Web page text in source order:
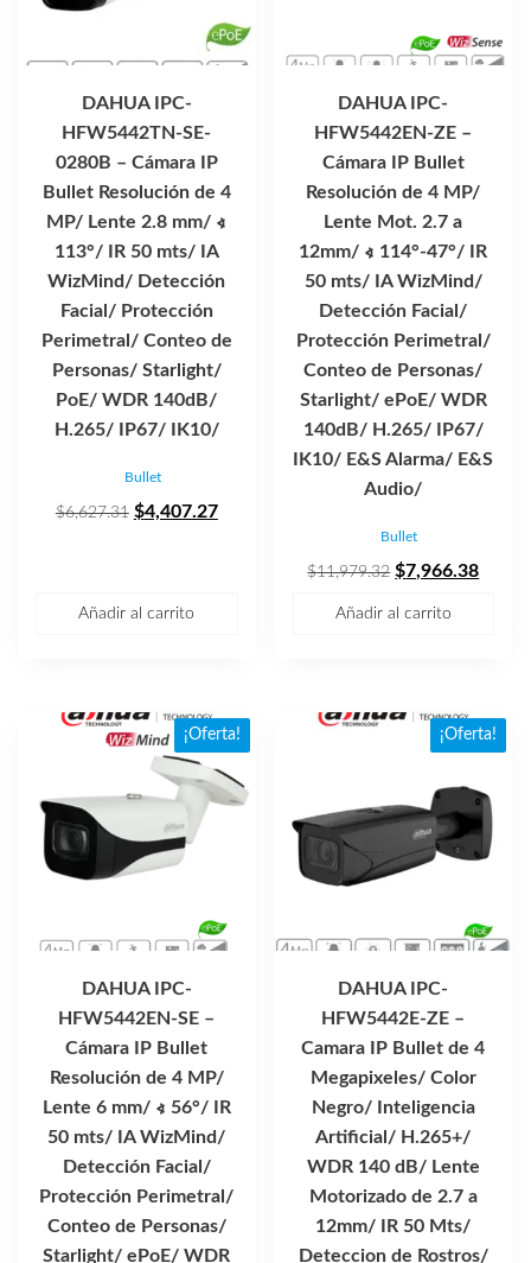
DAHUA IPC-
HFW5442TN-SE-
0280B – Cámara IP
Bullet Resolución de 4
MP/ Lente 2.8 mm/ ∢
113°/ IR 50 mts/ IA
WizMind/ Detección
Facial/ Protección
Perimetral/ Conteo de
Personas/ Starlight/
PoE/ WDR 140dB/
H.265/ IP67/ IK10/
Bullet
$6,627.31 El
$4,407.27El
Añadir al carrito
DAHUA IPC-
HFW5442EN-ZE –
Cámara IP Bullet
Resolución de 4 MP/
Lente Mot. 2.7 a
12mm/ ∢ 114°-47°/ IR
50 mts/ IA WizMind/
Detección Facial/
Protección Perimetral/
Conteo de Personas/
Starlight/ ePoE/ WDR
140dB/ H.265/ IP67/
IK10/ E&S Alarma/ E&S
Audio/
Bullet
$11,979.32 El
$7,966.38El
Añadir al carrito
¡Oferta!
DAHUA IPC-
HFW5442EN-SE –
Cámara IP Bullet
Resolución de 4 MP/
Lente 6 mm/ ∢ 56°/ IR
50 mts/ IA WizMind/
Detección Facial/
Protección Perimetral/
Conteo de Personas/
Starlight/ ePoE/ WDR
¡Oferta!
DAHUA IPC-
HFW5442E-ZE –
Camara IP Bullet de 4
Megapixeles/ Color
Negro/ Inteligencia
Artificial/ H.265+/
WDR 140 dB/ Lente
Motorizado de 2.7 a
12mm/ IR 50 Mts/
Deteccion de Rostros/